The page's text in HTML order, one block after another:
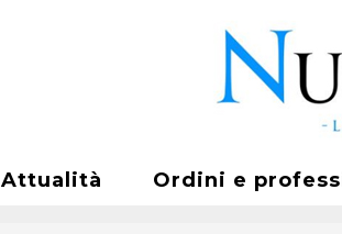
Attualità Ordini e